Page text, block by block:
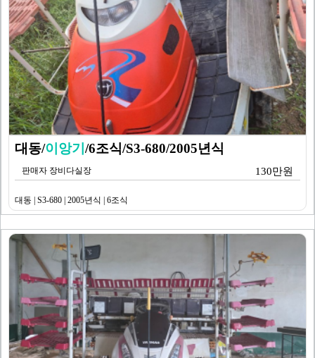
대동/이앙기/6조식/S3-680/2005년식
판매자 장비다실장 130만원
대동 | S3-680 | 2005년식 | 6조식